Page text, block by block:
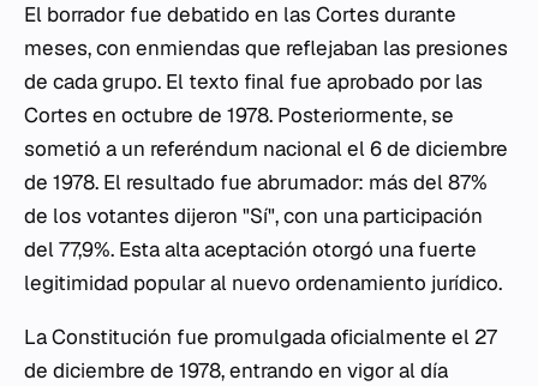
El borrador fue debatido en las Cortes durante
meses, con enmiendas que reflejaban las presiones
de cada grupo. El texto final fue aprobado por las
Cortes en octubre de 1978. Posteriormente, se
sometió a un referéndum nacional el 6 de diciembre
de 1978. El resultado fue abrumador: más del 87%
de los votantes dijeron "Sí", con una participación
del 77,9%. Esta alta aceptación otorgó una fuerte
legitimidad popular al nuevo ordenamiento jurídico.
La Constitución fue promulgada oficialmente el 27
de diciembre de 1978, entrando en vigor al día